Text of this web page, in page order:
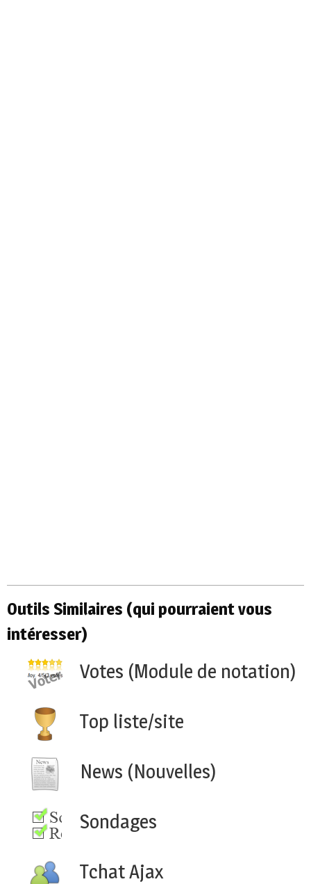
Outils Similaires (qui pourraient vous
intéresser)
Votes (Module de notation)
Top liste/site
News (Nouvelles)
Sondages
Tchat Ajax